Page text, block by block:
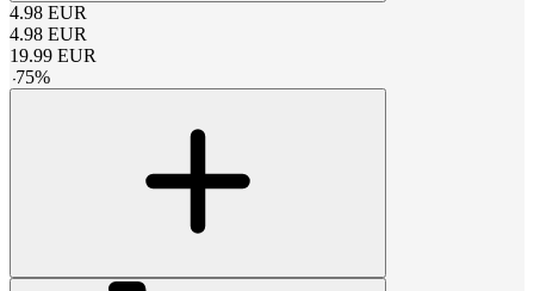
4.98 EUR
4.98 EUR
19.99 EUR
-75%